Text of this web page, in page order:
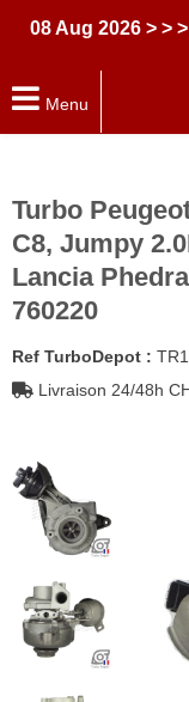
Aug 2026 > > >
Menu
Turbo
C8, Jumpy
Lancia
760220
Ref TurboDepot :
Livraison 24/48h